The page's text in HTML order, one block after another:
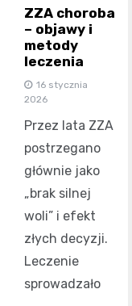
ZZA choroba
– objawy i
metody
leczenia
16 stycznia
2026
Przez lata ZZA
postrzegano
głównie jako
„brak silnej
woli” i efekt
złych decyzji.
Leczenie
sprowadzało